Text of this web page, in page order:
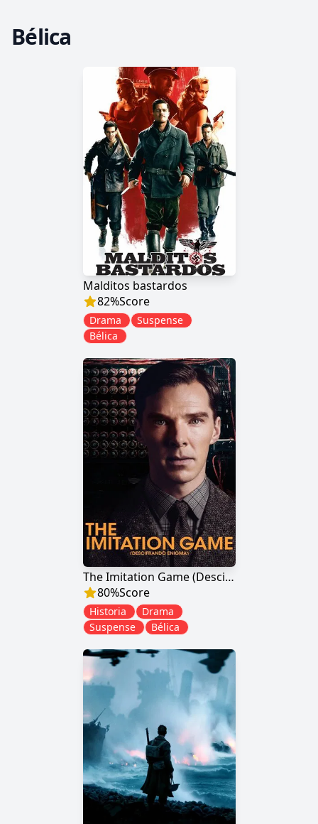
Bélica
Malditos bastardos
82%Score
Drama
Suspense
Bélica
The Imitation Game (Descifrando Enigma)
80%Score
Historia
Drama
Suspense
Bélica